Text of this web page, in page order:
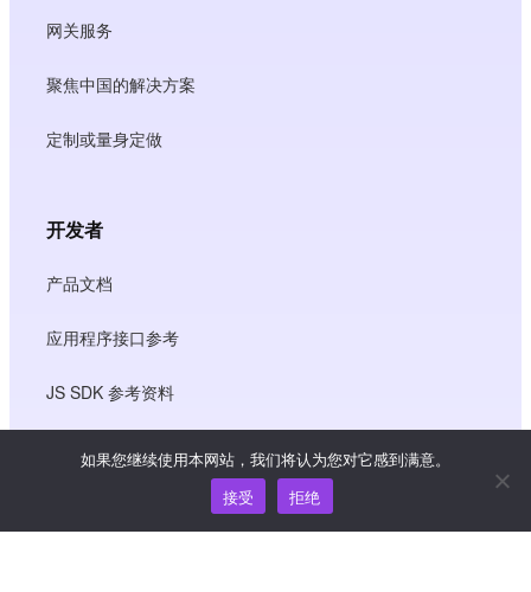
网关服务
聚焦中国的解决方案
定制或量身定做
开发者
产品文档
应用程序接口参考
JS SDK 参考资料
知识中心
如果您继续使用本网站，我们将认为您对它感到满意。
接受
拒绝